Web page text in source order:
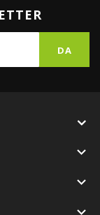

